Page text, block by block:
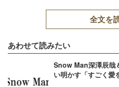
全文を
あわせて読みたい
Snow Man深澤辰哉
い明かす「すごく愛